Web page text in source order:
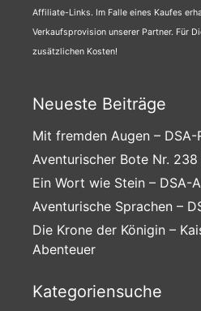
Affiliate-Links. Im Falle eines Kaufes
Verkaufsprovision unserer Partner. Für
zusätzlichen Kosten!
Neueste Beiträge
Mit fremden Augen – DSA-
Aventurischer Bote Nr. 238
Ein Wort wie Stein – DSA-
Aventurische Sprachen –
Die Krone der Königin –
Abenteuer
Kategoriensuche